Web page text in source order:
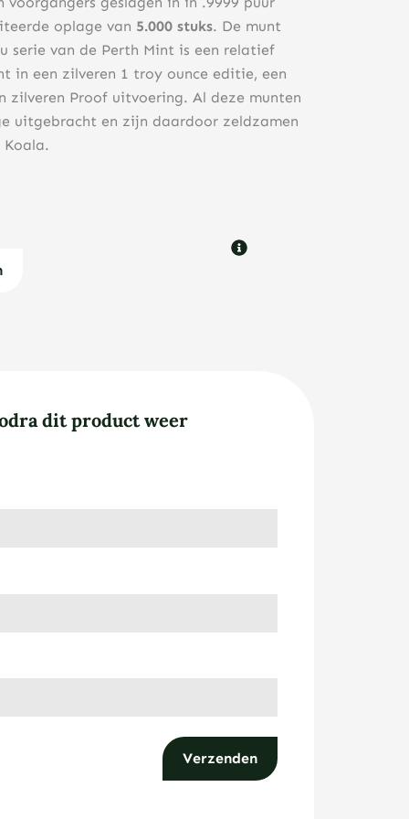
oplage van 5.000 stuks. De munt
serie van de Perth Mint is een relatief
in een zilveren 1 troy ounce editie, een
zilveren Proof uitvoering. Al deze munten
uitgebracht en zijn daardoor zeldzamen
dit product weer